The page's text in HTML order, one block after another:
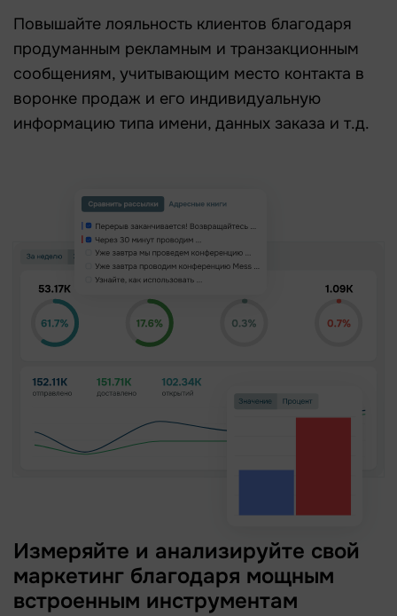
Повышайте лояльность клиентов благодаря
продуманным рекламным и транзакционным
сообщениям, учитывающим место контакта в
воронке продаж и его индивидуальную
информацию типа имени, данных заказа и т.д.
Измеряйте и анализируйте свой
маркетинг благодаря мощным
встроенным инструментам